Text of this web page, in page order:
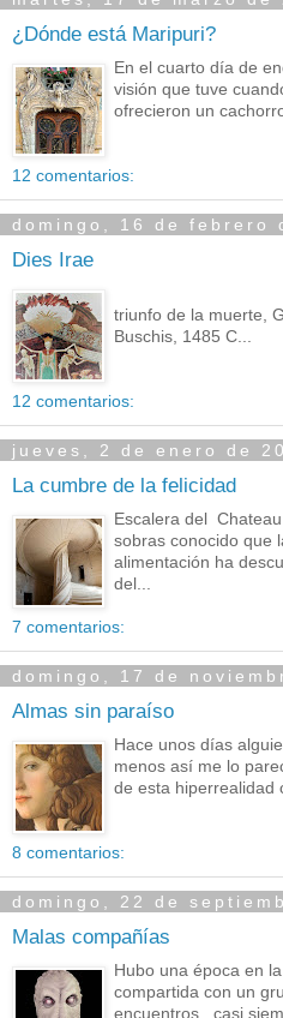
¿Dónde está Maripuri?
En el cuarto día de
visión que tuve
ofrecieron un
12 comentarios:
domingo, 16 de febrero
Dies Irae
triunfo de la muerte,
Buschis, 1485 C...
12 comentarios:
jueves, 2 de enero de
La cumbre de la felicidad
Escalera del
sobras conocido que
alimentación ha
del...
7 comentarios:
domingo, 17 de
Almas sin paraíso
Hace unos días
menos así me lo
de esta hiperrealidad
8 comentarios:
domingo, 22 de
Malas compañías
Hubo una época en
compartida con un
encuentros, casi